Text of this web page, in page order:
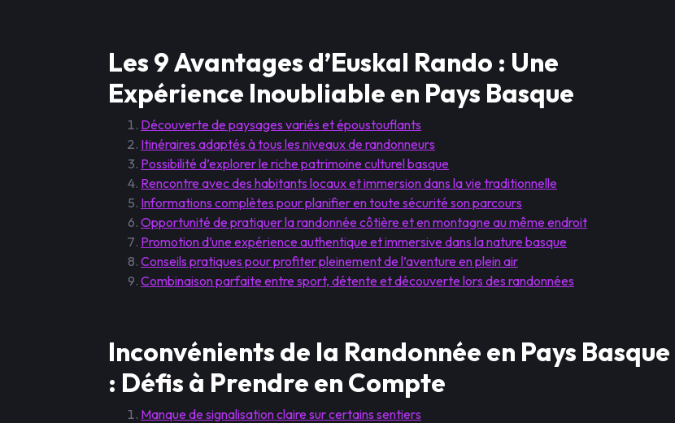
Les 9 Avantages d’Euskal Rando : Une
Expérience Inoubliable en Pays Basque
Découverte de paysages variés et époustouflants
Itinéraires adaptés à tous les niveaux de randonneurs
Possibilité d’explorer le riche patrimoine culturel basque
Rencontre avec des habitants locaux et immersion dans la vie traditionnelle
Informations complètes pour planifier en toute sécurité son parcours
Opportunité de pratiquer la randonnée côtière et en montagne au même endroit
Promotion d’une expérience authentique et immersive dans la nature basque
Conseils pratiques pour profiter pleinement de l’aventure en plein air
Combinaison parfaite entre sport, détente et découverte lors des randonnées
Inconvénients de la Randonnée en Pays Basque
: Défis à Prendre en Compte
Manque de signalisation claire sur certains sentiers